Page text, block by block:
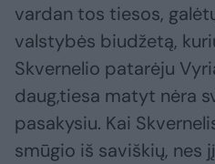
vardan tos tiesos,
valstybės biudžetą,
Skvernelio patarėju
daug,tiesa matyt nėra
pasakysiu. Kai
smūgio iš saviškių, nes